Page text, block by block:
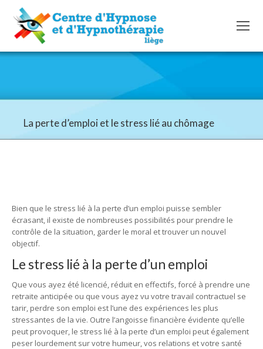
La perte d’emploi et le stress lié au chômage
Bien que le stress lié à la perte d’un emploi puisse sembler
écrasant, il existe de nombreuses possibilités pour prendre le
contrôle de la situation, garder le moral et trouver un nouvel
objectif.
Le stress lié à la perte d’un emploi
Que vous ayez été licencié, réduit en effectifs, forcé à prendre une
retraite anticipée ou que vous ayez vu votre travail contractuel se
tarir, perdre son emploi est l’une des expériences les plus
stressantes de la vie. Outre l’angoisse financière évidente qu’elle
peut provoquer, le stress lié à la perte d’un emploi peut également
peser lourdement sur votre humeur, vos relations et votre santé